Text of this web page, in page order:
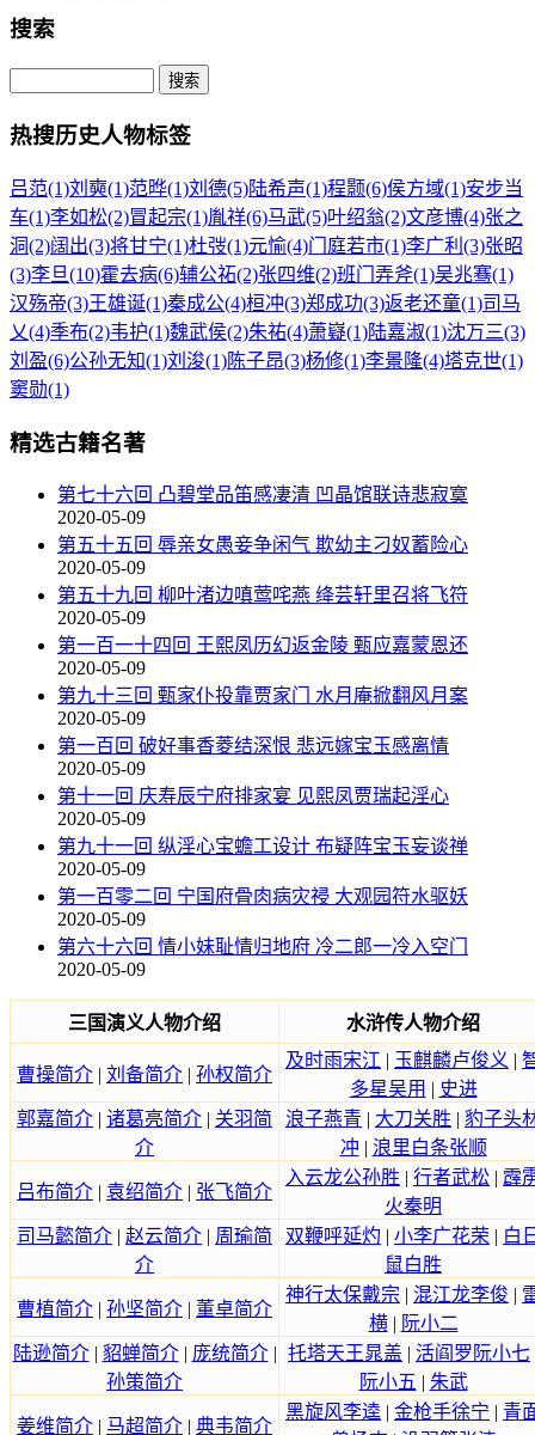
搜索
热搜历史人物标签
吕范(1)刘奭(1)范晔(1)刘德(5)陆希声(1)程颢(6)侯方域(1)安步当
车(1)李如松(2)冒起宗(1)胤祥(6)马武(5)叶绍翁(2)文彦博(4)张之
洞(2)阔出(3)将甘宁(1)杜弢(1)元愉(4)门庭若市(1)李广利(3)张昭
(3)李旦(10)霍去病(6)辅公祏(2)张四维(2)班门弄斧(1)吴兆骞(1)
汉殇帝(3)王雄诞(1)秦成公(4)桓冲(3)郑成功(3)返老还童(1)司马
乂(4)季布(2)韦护(1)魏武侯(2)朱祐(4)萧嶷(1)陆嘉淑(1)沈万三(3)
刘盈(6)公孙无知(1)刘浚(1)陈子昂(3)杨修(1)李景隆(4)塔克世(1)
窦勋(1)
精选古籍名著
第七十六回 凸碧堂品笛感凄清 凹晶馆联诗悲寂寞
2020-05-09
第五十五回 辱亲女愚妾争闲气 欺幼主刁奴蓄险心
2020-05-09
第五十九回 柳叶渚边嗔莺咤燕 绛芸轩里召将飞符
2020-05-09
第一百一十四回 王熙凤历幻返金陵 甄应嘉蒙恩还
2020-05-09
第九十三回 甄家仆投靠贾家门 水月庵掀翻风月案
2020-05-09
第一百回 破好事香菱结深恨 悲远嫁宝玉感离情
2020-05-09
第十一回 庆寿辰宁府排家宴 见熙凤贾瑞起淫心
2020-05-09
第九十一回 纵淫心宝蟾工设计 布疑阵宝玉妄谈禅
2020-05-09
第一百零二回 宁国府骨肉病灾祲 大观园符水驱妖
2020-05-09
第六十六回 情小妹耻情归地府 冷二郎一冷入空门
2020-05-09
三国演义人物介绍 水浒传人物介绍
曹操简介 | 刘备简介 | 孙权简介
及时雨宋江 | 玉麒麟卢俊义 |
多星吴用 | 史进
郭嘉简介 | 诸葛亮简介 | 关羽简
介
浪子燕青 | 大刀关胜 | 豹子头
冲 | 浪里白条张顺
吕布简介 | 袁绍简介 | 张飞简介
入云龙公孙胜 | 行者武松 | 霹
火秦明
司马懿简介 | 赵云简介 | 周瑜简
介
双鞭呼延灼 | 小李广花荣 | 白
鼠白胜
曹植简介 | 孙坚简介 | 董卓简介
神行太保戴宗 | 混江龙李俊 |
横| 阮小二
陆逊简介| 貂蝉简介| 庞统简介|
孙策简介
托塔天王晁盖 | 活阎罗阮小七
阮小五 | 朱武
姜维简介 | 马超简介 | 典韦简介
黑旋风李逵 | 金枪手徐宁 | 青